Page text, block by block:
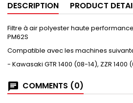
DESCRIPTION PRODUCT
Filtre à air polyester haute
PM62S
Compatible avec les machines
- Kawasaki GTR 1400 (08-14), ZZR 1400
COMMENTS (0)